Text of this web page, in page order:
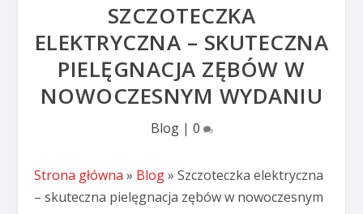
SZCZOTECZKA
ELEKTRYCZNA – SKUTECZNA
PIELĘGNACJA ZĘBÓW W
NOWOCZESNYM WYDANIU
Blog| 0
Strona główna » Blog»Szczoteczka elektryczna
– skuteczna pielęgnacja zębów w nowoczesnym